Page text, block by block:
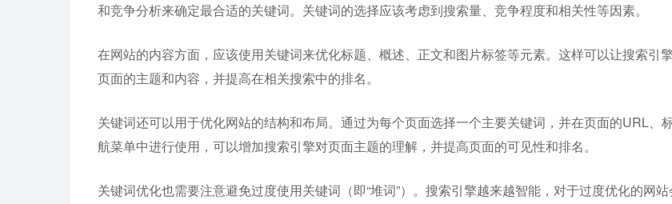
和竞争分析来确定最合适的关键词。关键词的选择应该考虑到搜索量、竞争程度和相关性等因素。
在网站的内容方面，应该使用关键词来优化标题、概述、正文和图片标签等元素。这样可以让搜索引
页面的主题和内容，并提高在相关搜索中的排名。
关键词还可以用于优化网站的结构和布局。通过为每个页面选择一个主要关键词，并在页面的URL、
航菜单中进行使用，可以增加搜索引擎对页面主题的理解，并提高页面的可见性和排名。
关键词优化也需要注意避免过度使用关键词（即“堆词”）。搜索引擎越来越智能，对于过度优化的网